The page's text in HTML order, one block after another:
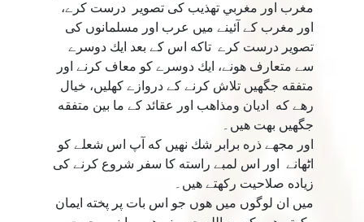
مغرب اور مغربي تهذيب كى تصوير درست كرے،
اور مغرب كے آئينے ميں عرب اور مسلمانوں كى
تصوير درست كرے تاكه اس كے بعد ايك دوسرے
سے متعارف هونے، ايك دوسرے كو معاف كرنے اور
متفقه جگهيں تلاش كرنے كے دروازے كھليں، خيال
رهے كه اديان ومذاهب اور عقائد كے ما بين متفقه
جگهيں بهت هيں۔
اور مجھے ذره برابر شك نهيں كه آپ اس شعلے كو
اٹھانے اور اس لمبے راسته كا سفر شروع كرنے كى
زياده صلاحيت ركھتے هيں۔
ميں ان لوگوں ميں هوں جو اس بات پر پخته ايمان